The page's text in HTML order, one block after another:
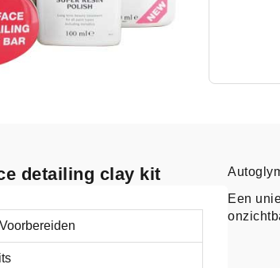
detailing clay kit
Een